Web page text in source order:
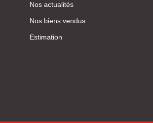
Nos actualités
Nos biens vendus
Estimation